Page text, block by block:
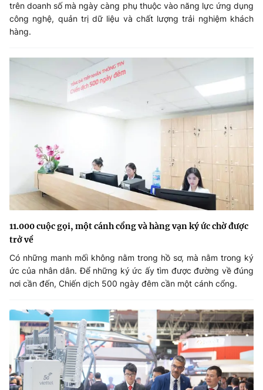
trên doanh số mà ngày càng phụ thuộc vào năng lực ứng dụng
công nghệ, quản trị dữ liệu và chất lượng trải nghiệm khách
hàng.
11.000 cuộc gọi, một cánh cổng và hàng vạn ký ức chờ được
trở về
Có những manh mối không nằm trong hồ sơ, mà nằm trong ký
ức của nhân dân. Để những ký ức ấy tìm được đường về đúng
nơi cần đến, Chiến dịch 500 ngày đêm cần một cánh cổng.